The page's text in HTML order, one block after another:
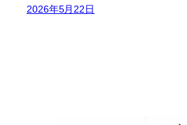
2026年5月22日